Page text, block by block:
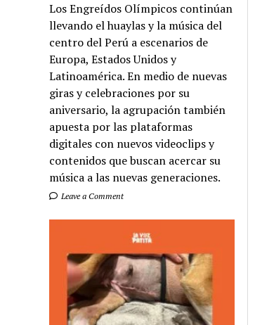
Los Engreídos Olímpicos continúan
llevando el huaylas y la música del
centro del Perú a escenarios de
Europa, Estados Unidos y
Latinoamérica. En medio de nuevas
giras y celebraciones por su
aniversario, la agrupación también
apuesta por las plataformas
digitales con nuevos videoclips y
contenidos que buscan acercar su
música a las nuevas generaciones.
Leave a Comment